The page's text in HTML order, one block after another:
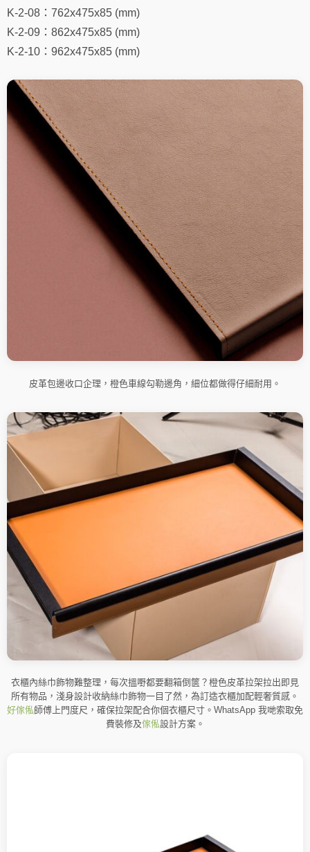
K-2-08：762x475x85 (mm)
K-2-09：862x475x85 (mm)
K-2-10：962x475x85 (mm)
皮革包邊收口企理，橙色車線勾勒邊角，細位都做得仔細耐用。
衣櫃內絲巾飾物難整理，每次搵嘢都要翻箱倒篋？橙色皮革拉架拉出即見
所有物品，淺身設計收納絲巾飾物一目了然，為訂造衣櫃加配輕奢質感。
好傢俬師傅上門度尺，確保拉架配合你個衣櫃尺寸。WhatsApp 我哋索取免
費裝修及傢俬設計方案。